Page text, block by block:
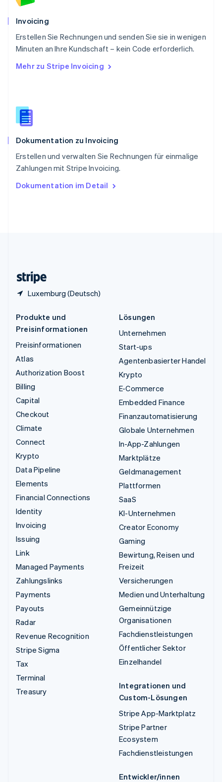
Invoicing
Erstellen Sie Rechnungen und senden Sie sie in wenigen
Minuten an Ihre Kundschaft – kein Code erforderlich.
Mehr zu Stripe Invoicing
Dokumentation zu Invoicing
Erstellen und verwalten Sie Rechnungen für einmalige
Zahlungen mit Stripe Invoicing.
Dokumentation im Detail
Luxemburg (Deutsch)
Schweiz
Singapur
English简体中文
Slowakei
Slowenien
English
Spanien
Thailand
Tschechische Republik
English
English
Produkte und
Preisinformationen
Preisinformationen
Atlas
Authorization Boost
Billing
Capital
Checkout
Climate
Connect
Krypto
Data Pipeline
Elements
Financial Connections
Identity
Invoicing
Issuing
Link
Managed Payments
Zahlungslinks
Payments
Payouts
Radar
Revenue Recognition
Stripe Sigma
Tax
Terminal
Treasury
Lösungen
Unternehmen
Start-ups
Agentenbasierter Handel
Krypto
E-Commerce
Embedded Finance
Finanzautomatisierung
Globale Unternehmen
In-App-Zahlungen
Marktplätze
Geldmanagement
Plattformen
SaaS
KI-Unternehmen
Creator Economy
Gaming
Bewirtung, Reisen und
Freizeit
Versicherungen
Medien und Unterhaltung
Gemeinnützige
Organisationen
Fachdienstleistungen
Öffentlicher Sektor
Einzelhandel
Integrationen und
Custom-Lösungen
Stripe App-Marktplatz
Stripe Partner
Ecosystem
Fachdienstleistungen
Entwickler/innen